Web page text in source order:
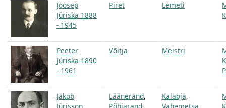
Joosep
Jüriska 1888
- 1945
Piret Lemeti
Peeter
Jüriska 1890
- 1961
Võitja Meistri
Jakob
Läänerand,
Kalaoja,